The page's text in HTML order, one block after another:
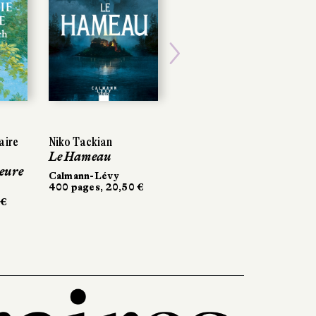
Niko Tackian
Le Hameau
Calmann-Lévy
400 pages, 20,50 €